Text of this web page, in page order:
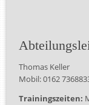
Thomas Keller
Mobil: 0162
Trainingszeiten: